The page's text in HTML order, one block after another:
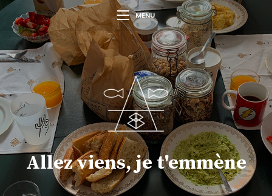
MENU
Allez viens, je t'emmène